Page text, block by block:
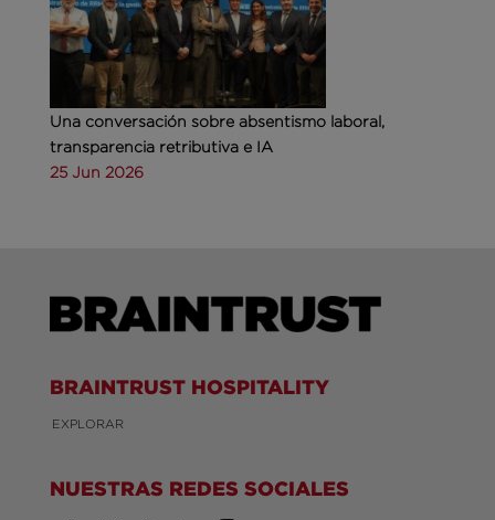
Una conversación sobre absentismo laboral,
transparencia retributiva e IA
25 Jun 2026
BRAINTRUST HOSPITALITY
EXPLORAR
NUESTRAS REDES SOCIALES